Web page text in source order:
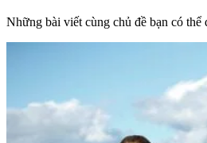
Những bài viết cùng chủ đề bạn có